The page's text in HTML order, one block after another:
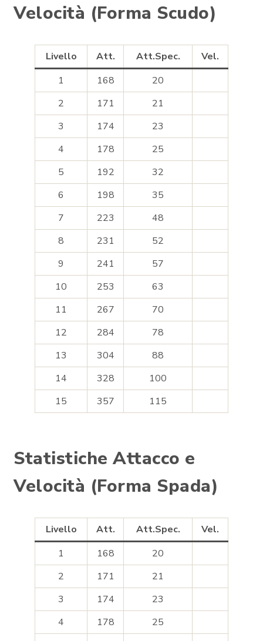
Velocità (Forma Scudo)
Livello Att. Att.Spec.
Vel.
1
168
20
2
171
21
3
174
23
4
178
25
5
192
32
6
198
35
7
223
48
8
231
52
9
241
57
10
253
63
11
267
70
12
284
78
13
304
88
14
328
100
15
357 115
Statistiche Attacco e
Velocità (Forma Spada)
Livello Att. Att.Spec.
Vel.
1
168
20
2
171
21
3
174
23
4
178
25